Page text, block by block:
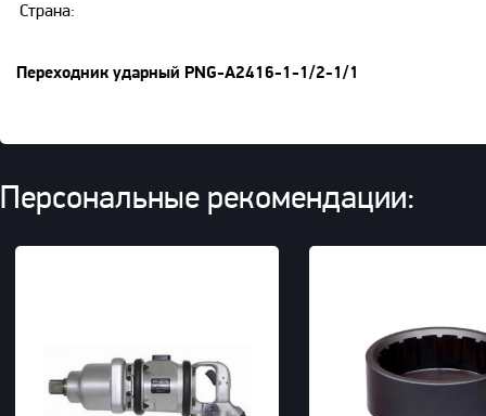
Страна:
Переходник ударный PNG-A2416-1-1/2-1/1
Персональные рекомендации: